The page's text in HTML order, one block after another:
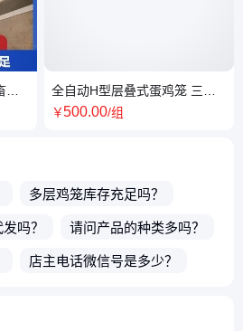
全自动H型层叠式蛋鸡笼 三层
24窝 维护简单养鸡设备
￥500.00/组
多层鸡笼库存充足吗？
吗？ 请问产品的种类多吗？
店主电话微信号是多少？